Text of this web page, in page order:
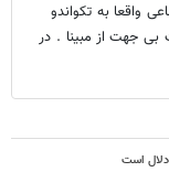
واقعا به تکواندو
بی جهت از مبینا . در
است